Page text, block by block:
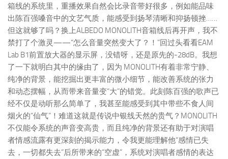
箱线的系统里，重播效果自然会比录音带好很多，例如能品味
出陈百强嗓音中的文艺气质，能感受到扬琴清晰和抑扬顿挫……
但这就够了吗？换上ALBEDO MONOLITH音箱线后再开声，我不
禁打了个激灵——“怎么音量突然变大了？！”回过头看看EAM
Lab B1前置放大器的显示屏，没错呀，还是原先的-28dB。我想
了一下就明白其中的缘由了，因为 MONOLITH有着非常宁静、
纯净的背景，能挖掘出更丰富的微小细节，能改善系统的张力
和动态摆幅，从而带来音量变“大”的错觉。此刻陈百强的歌声已
经不仅是动听那么简单了，我甚至能感受到其中带些不食人间
烟火的“仙气”！难道这就是传说中银线天然的贵气？MONOLITH
不仅能令系统的声音变高贵，而且纯净的背景还有助于对演唱
者情感流露有更深刻的揭示能力，令我更能理解他“感情已失
去，一切都失去”后所带来的“空虚”，系统对演唱者感情的表达